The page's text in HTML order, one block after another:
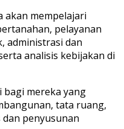
akan mempelajari
pelayanan
administrasi dan
analisis kebijakan di
bagi mereka yang
tata ruang,
penyusunan